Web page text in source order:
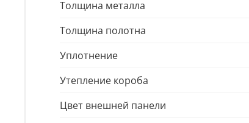
Толщина металла
Толщина полотна
Уплотнение
Утепление короба
Цвет внешней панели